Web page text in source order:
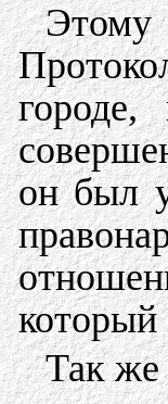
Этому
он был
который
Так же